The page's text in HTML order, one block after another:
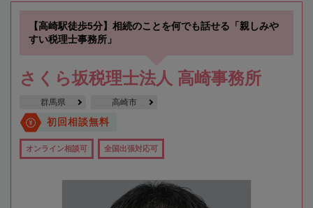
【高崎駅徒歩5分】相続のことを何でも話せる「親しみや
すい税理士事務所」
さくら坂税理士法人 高崎事務所
群馬県 高崎市
初回相談無料
オンライン相談可 全国出張対応可